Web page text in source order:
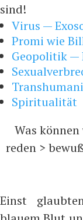
sind!
Virus —
Promi wie
Geopolitik —
Spiritualität
Was
reden >
Einst